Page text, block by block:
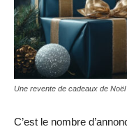
Une revente de cadeaux de
C’est le nombre